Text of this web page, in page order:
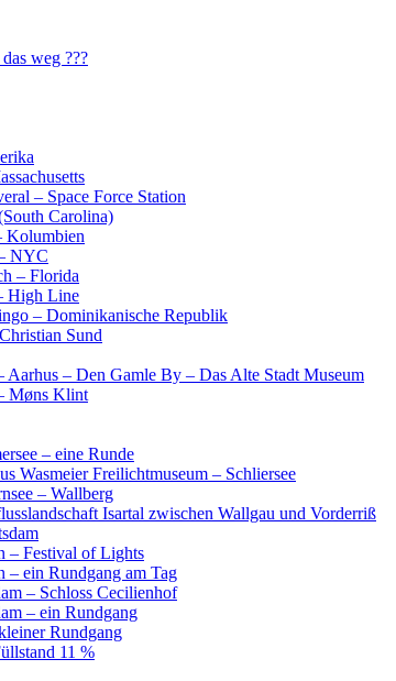
weg ???
– Space Force Station
Carolina)
Kolumbien
NYC
– Florida
High Line
– Dominikanische Republik
Sund
Aarhus – Den Gamle By – Das Alte Stadt Museum
Møns Klint
– eine Runde
Wasmeier Freilichtmuseum – Schliersee
– Wallberg
Isartal zwischen Wallgau und Vorderriß
– Festival of Lights
– ein Rundgang am Tag
– Schloss Cecilienhof
– ein Rundgang
Rundgang
11 %